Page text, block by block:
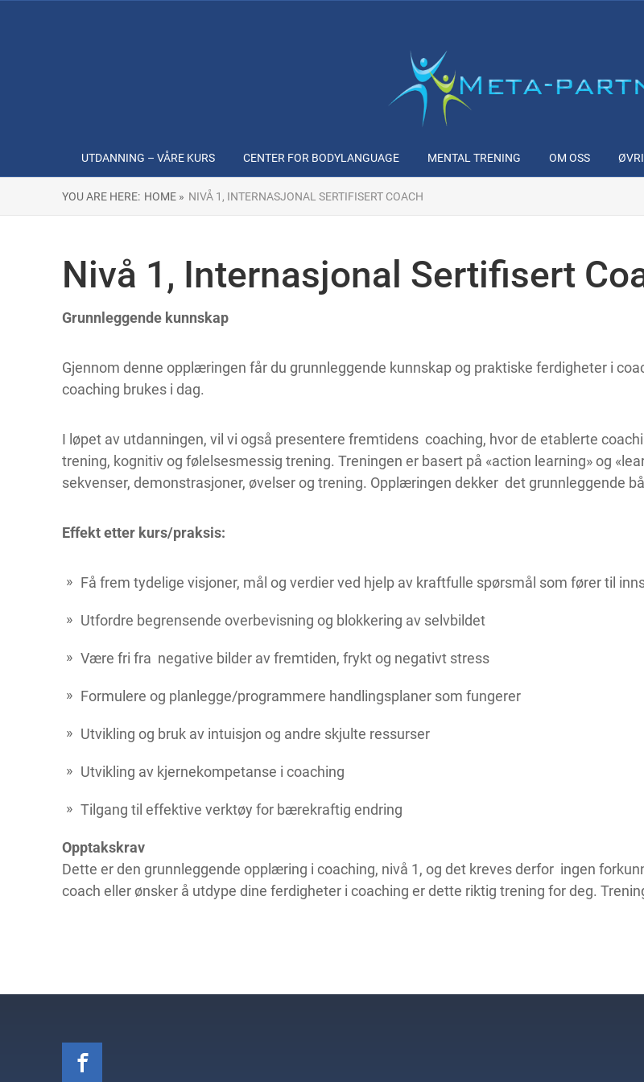
UTDANNING – VÅRE KURS CENTER FOR BODYLANGUAGE MENTAL TRENING OM OSS
YOU ARE HERE: HOME » NIVÅ 1, INTERNASJONAL SERTIFISERT COACH
Nivå 1, Internasjonal Sertifisert
Grunnleggende kunnskap
Gjennom denne opplæringen får du grunnleggende kunnskap og praktiske ferdigheter i
coaching brukes i dag.
I løpet av utdanningen, vil vi også presentere fremtidens coaching, hvor de etablerte
trening, kognitiv og følelsesmessig trening. Treningen er basert på «action learning» og
sekvenser, demonstrasjoner, øvelser og trening. Opplæringen dekker det grunnleggende
Effekt etter kurs/praksis:
Få frem tydelige visjoner, mål og verdier ved hjelp av kraftfulle spørsmål som fører til
Utfordre begrensende overbevisning og blokkering av selvbildet
Være fri fra negative bilder av fremtiden, frykt og negativt stress
Formulere og planlegge/programmere handlingsplaner som fungerer
Utvikling og bruk av intuisjon og andre skjulte ressurser
Utvikling av kjernekompetanse i coaching
Tilgang til effektive verktøy for bærekraftig endring
Opptakskrav
Dette er den grunnleggende opplæring i coaching, nivå 1, og det kreves derfor ingen
coach eller ønsker å utdype dine ferdigheter i coaching er dette riktig trening for deg.